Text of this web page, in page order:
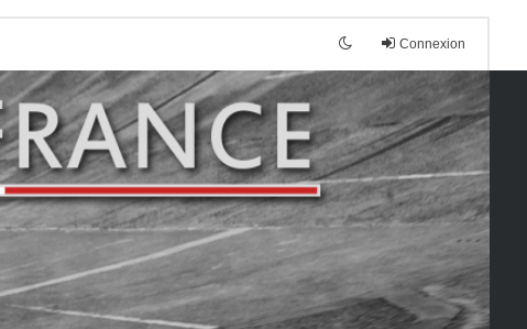
Connexion